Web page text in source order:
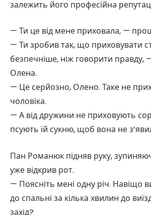
залежить його професійна
— Ти це від мене приховала, —
— Ти зробив так, що приховувати
безпечніше, ніж говорити правду,
Олена.
— Це серйозно, Олено. Таке не
чоловіка.
— А від дружини не приховують
псують їй сукню, щоб вона не
Пан Романюк підняв руку,
уже відкрив рот.
— Поясніть мені одну річ. Навіщо
до спальні за кілька хвилин до
захід?